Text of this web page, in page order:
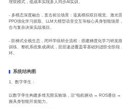
理双模式，低成本实现多人同步AI实训。
- 多模态深度融合，直击前沿场景：逼真模拟双目视觉、激光
PPO强化学习抓取、LLM大模型语音交互等核心具身智能场
合与复杂决策实战项目。
- 阶梯式全栈生态，闭环学练研全流程：搭建梯度化学习研发
训练、整机系统集成调试，层层递进覆盖零基础到进阶全阶
环。
系统结构图
1、数字孪生：
以数字孪生构建多维无限实验场，沿“电机驱动 → ROS通信
握具身智能开发能力。